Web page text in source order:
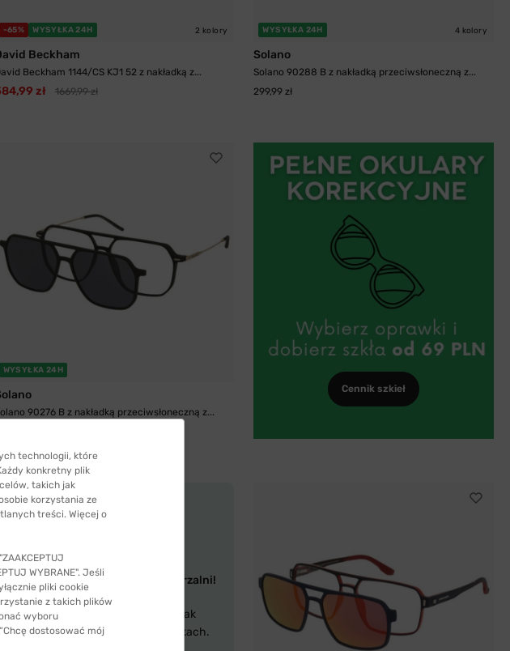
-65% WYSYŁKA 24H 2 kolory
Beckham
Beckham 1144/CS KJ1 52 z nakładką z...
zł 1669,99 zł
WYSYŁKA 24H 4 kolory
Solano
Solano 90288 B z nakładką przeciwsłoneczną z...
299,99 zł
WYSYŁKA 24H
90276 B z nakładką przeciwsłoneczną z...
Cennik szkieł
Skorzystaj z wirtualnej przymierzalni!
Użyj kamerki, aby zobaczyć, jak
wyglądasz w wybranych oprawkach.
technologii, które
konkretny plik
takich jak
korzystania ze
treści. Więcej o
WYBRANE". Jeśli
pliki cookie
z takich plików
wyboru
dostosować mój